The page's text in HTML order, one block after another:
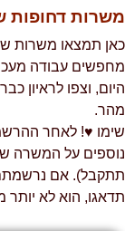
משרות דחופות
כאן תמצאו משרות
מחפשים עבודה
היום, וצפו לראיון
מהר.
נוספים על המשרה
תתקבל). אם
תדאגו, הוא לא יותר